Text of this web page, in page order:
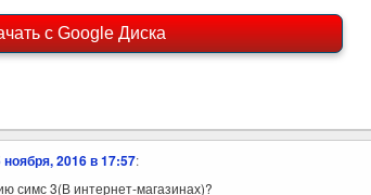
с Google Диска
ноября, 2016 в 17:57:
симс 3(В интернет-магазинах)?